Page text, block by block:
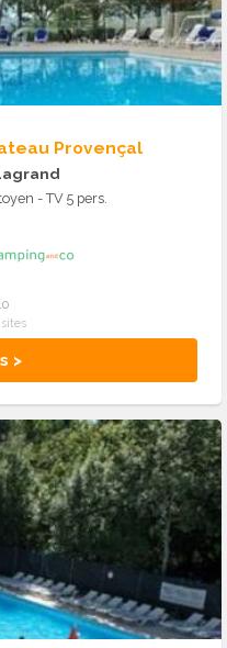
Provençal
- TV 5 pers.
>